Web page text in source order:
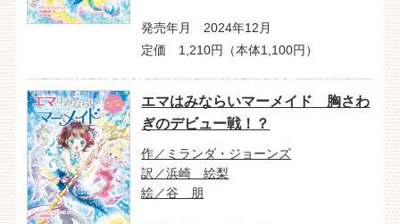
発売年月 2024年12月
定価 1,210円（本体1,100円）
エマはみならいマーメイド 胸さわ
ぎのデビュー戦！？
作／ミランダ・ジョーンズ
訳／浜崎 絵梨
絵／谷 朋